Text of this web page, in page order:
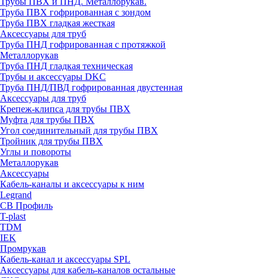
Труба ПВХ гофрированная с зондом
Труба ПВХ гладкая жесткая
Аксессуары для труб
Труба ПНД гофрированная с протяжкой
Металлорукав
Труба ПНД гладкая техническая
Трубы и аксессуары DKC
Труба ПНД/ПВД гофрированная двустенная
Аксессуары для труб
Крепеж-клипса для трубы ПВХ
Муфта для трубы ПВХ
Угол соединительный для трубы ПВХ
Тройник для трубы ПВХ
Углы и повороты
Металлорукав
Аксессуары
Кабель-каналы и аксессуары к ним
Legrand
СВ Профиль
T-plast
TDM
IEK
Промрукав
Кабель-канал и аксессуары SPL
Аксессуары для кабель-каналов остальные